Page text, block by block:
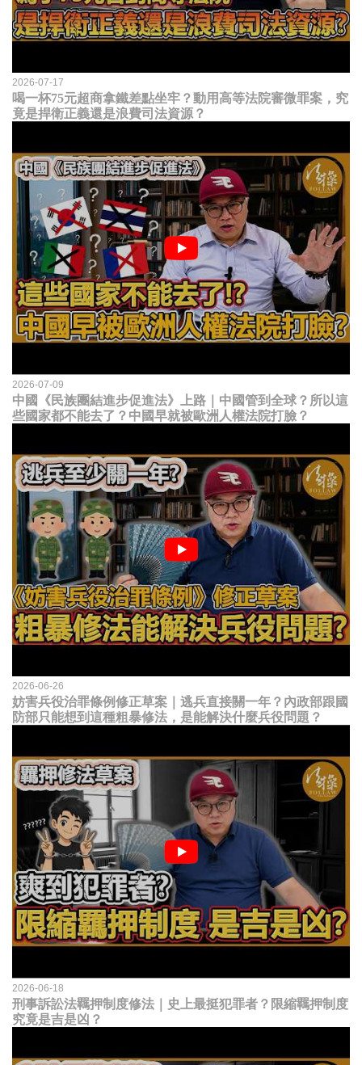
2026-07-17
喝一杯75元超商拿鐵差點坐牢？動用高等法院審微罪案，究
竟是捍衛正義還是浪費司法資源？
2026-07-09
中國《民族團結進步促進法》上路｜中國管到全球？所以這
些國家都不能去了？中國早就被歐洲人權法院打臉？
2026-06-26
妨害兵役治罪條例修正草案｜逃兵直接關一年？內政部跟國
防部只能想到這種粗暴修法，是能解決什麼兵役問題？
2026-06-18
刑事訴訟法羈押制度修法｜史上最挺犯罪者？限縮羈押制度
究竟是吉是凶？